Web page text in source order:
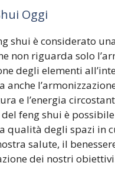
Oggi
shui è considerato
non riguarda solo
degli elementi
anche
e l’energia
feng shui è
qualità degli spazi in
salute, il
dei nostri